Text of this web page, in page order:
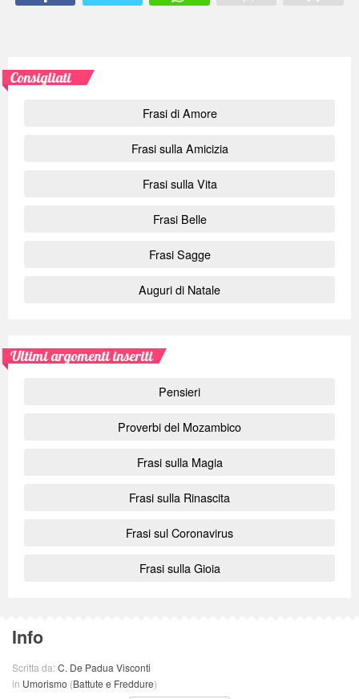
Consigliati
Frasi di Amore
Frasi sulla Amicizia
Frasi sulla Vita
Frasi Belle
Frasi Sagge
Auguri di Natale
Ultimi argomenti inseriti
Pensieri
Proverbi del Mozambico
Frasi sulla Magia
Frasi sulla Rinascita
Frasi sul Coronavirus
Frasi sulla Gioia
Info
Scritta da:C. De Padua Visconti
in Umorismo (Battute e Freddure)